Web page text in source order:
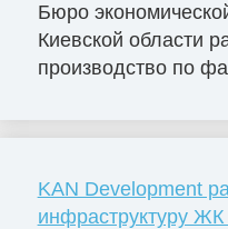
Бюро
Киевской области
производство по
KAN Development
инфраструктуру